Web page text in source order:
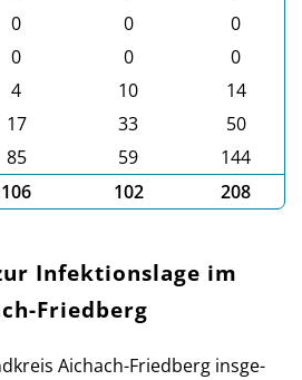
0 0
0
0 0
0
4 10
14
17 33
50
85 59
144
106 102 208
Infektionslage im
Friedberg
Aichach-Friedberg ins­ge­